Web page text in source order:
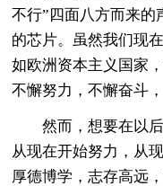
不行”四面八方而来的
的芯片。虽然我们现
如欧洲资本主义国家
不懈努力，不懈奋斗
然而，想要在以后
从现在开始努力，从
厚德博学，志存高远